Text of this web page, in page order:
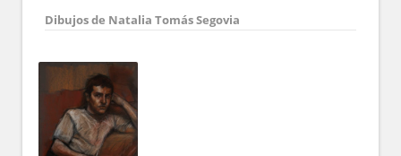
Dibujos de Natalia Tomás Segovia